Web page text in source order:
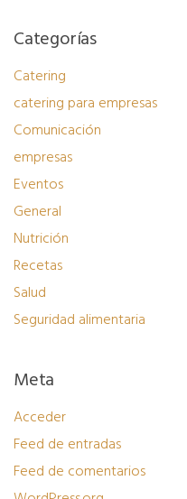
Categorías
Catering
catering para empresas
Comunicación
empresas
Eventos
General
Nutrición
Recetas
Salud
Seguridad alimentaria
Meta
Acceder
Feed de entradas
Feed de comentarios